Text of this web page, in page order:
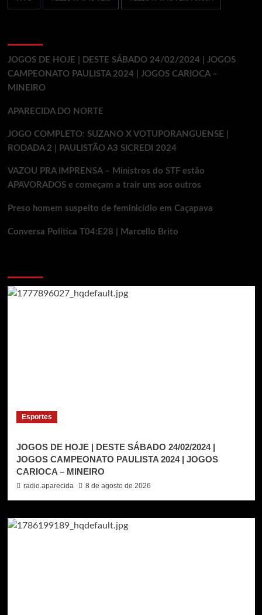
JOGOS DE HOJE | DESTE SÁBADO 24/02/2024 | JOGOS
CAMPEONATO PAULISTA 2024 | JOGOS CARIOCA –
MINEIRO
APARECIDA DO NORTE
JOGO COMPLETO: SUZANO X VOTUPORANGUENSE |
RODADA 2 | PAULISTÃO A3 SICREDI 2024
VAZOU PRA IMPRENSA – Ministros do STF estão
APAVORADOS e começam a trair uns aos outros
Preso homem suspeito de feminicídio em Caçapava
Conversa Política T04:E28 | Marcello Brito
Esportes
JOGOS DE HOJE | DESTE SÁBADO 24/02/2024 |
JOGOS CAMPEONATO PAULISTA 2024 | JOGOS
CARIOCA – MINEIRO
radio.aparecida 8 de agosto de 2026